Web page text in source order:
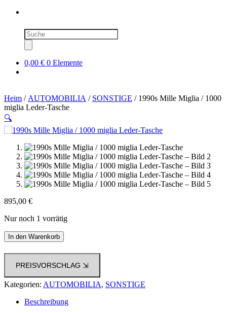
Produktsuche
0,00 € 0 Elemente
Heim / AUTOMOBILIA / SONSTIGE / 1990s Mille Miglia / 1000
miglia Leder-Tasche
🔍
895,00 €
Nur noch 1 vorrätig
1990s
Mille
Miglia
miglia
Leder-
Tasche
Menge
In den Warenkorb
PREISVORSCHLAG ⇲
Kategorien: AUTOMOBILIA, SONSTIGE
Beschreibung